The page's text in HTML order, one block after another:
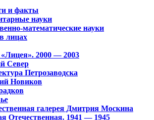
и факты
науки
математические науки
лицах
2000 — 2003
Север
Петрозаводска
Новиков
галерея Дмитрия Москина
Отечественная. 1941 — 1945